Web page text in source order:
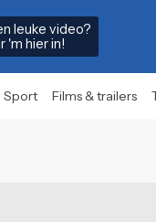
leuke video?
'm hier in!
Sport Films & trailers